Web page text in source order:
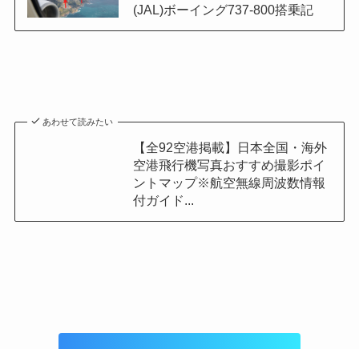
(JAL)ボーイング737-800搭乗記
あわせて読みたい
【全92空港掲載】日本全国・海外
空港飛行機写真おすすめ撮影ポイ
ントマップ※航空無線周波数情報
付ガイド...